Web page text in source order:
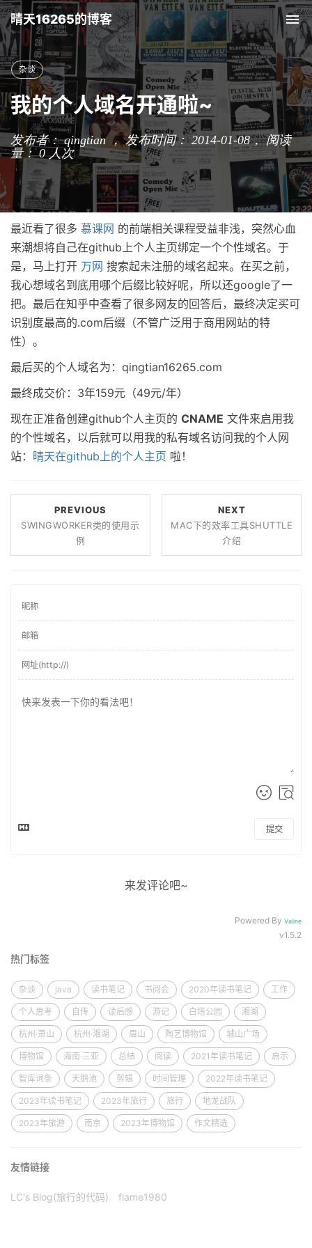
晴天16265的博客
杂谈
我的个人域名开通啦~
发布者： qingtian ， 发布时间： 2014-01-08，阅读
量： 0人次
最近看了很多 慕课网 的前端相关课程受益非浅，突然心血
来潮想将自己在github上个人主页绑定一个个性域名。于
是，马上打开 万网 搜索起未注册的域名起来。在买之前，
我心想域名到底用哪个后缀比较好呢，所以还google了一
把。最后在知乎中查看了很多网友的回答后，最终决定买可
识别度最高的.com后缀（不管广泛用于商用网站的特
性）。
最后买的个人域名为：qingtian16265.com
最终成交价：3年159元（49元/年）
现在正准备创建github个人主页的 CNAME 文件来启用我
的个性域名，以后就可以用我的私有域名访问我的个人网
站： 晴天在github上的个人主页 啦！
PREVIOUS
SWINGWORKER类的使用示
例
NEXT
MAC下的效率工具SHUTTLE
介绍
提交
来发评论吧~
Powered By Valine
v1.5.2
热门标签
杂谈 java 读书笔记 书阅会 2020年读书笔记 工作
个人思考 自传 读后感 游记 白塔公园 湘湖
杭州·萧山 杭州·湘湖 眉山 陶艺博物馆 城山广场
博物馆 海南·三亚 总结 阅读 2021年读书笔记 启示
智库词条 天鹅池 剪辑 时间管理 2022年读书笔记
2023年读书笔记 2023年旅行 旅行 地龙战队
2023年旅游 南京 2023年博物馆 作文精选
友情链接
LC's Blog(旅行的代码) flame1980